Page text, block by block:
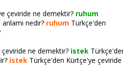
çeviride ne demektir? ruhum
nedir? ruhum Türkçe'den
ne demektir? istek
istek Türkçe'den Kürtçe'ye çeviride